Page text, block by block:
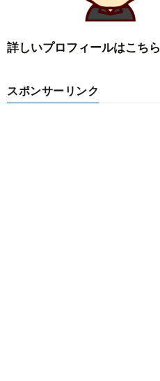
詳しいプロフィールはこちら
スポンサーリンク